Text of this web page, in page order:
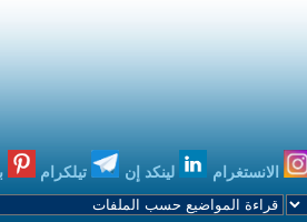
الانستغرام لينكد إن تيلكرام